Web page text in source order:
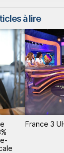
à lire
France 3